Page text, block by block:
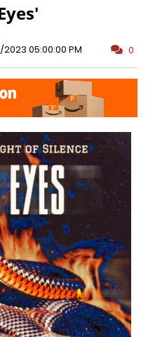
2023 05:00:00 PM 0